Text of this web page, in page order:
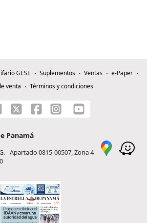
GESE Suplementos Ventas
e-Paper
venta
Términos y condiciones
Panamá
- Apartado 0815-00507, Zona 4